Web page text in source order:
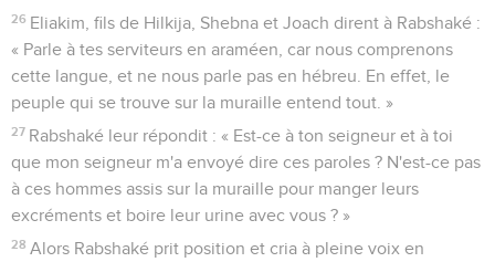
26 Eliakim, fils de Hilkija, Shebna et Joach dirent à Rabshaké :
« Parle à tes serviteurs en araméen, car nous comprenons
cette langue, et ne nous parle pas en hébreu. En effet, le
peuple qui se trouve sur la muraille entend tout. »
27 Rabshaké leur répondit : « Est-ce à ton seigneur et à toi
que mon seigneur m'a envoyé dire ces paroles ? N'est-ce pas
à ces hommes assis sur la muraille pour manger leurs
excréments et boire leur urine avec vous ? »
28 Alors Rabshaké prit position et cria à pleine voix en